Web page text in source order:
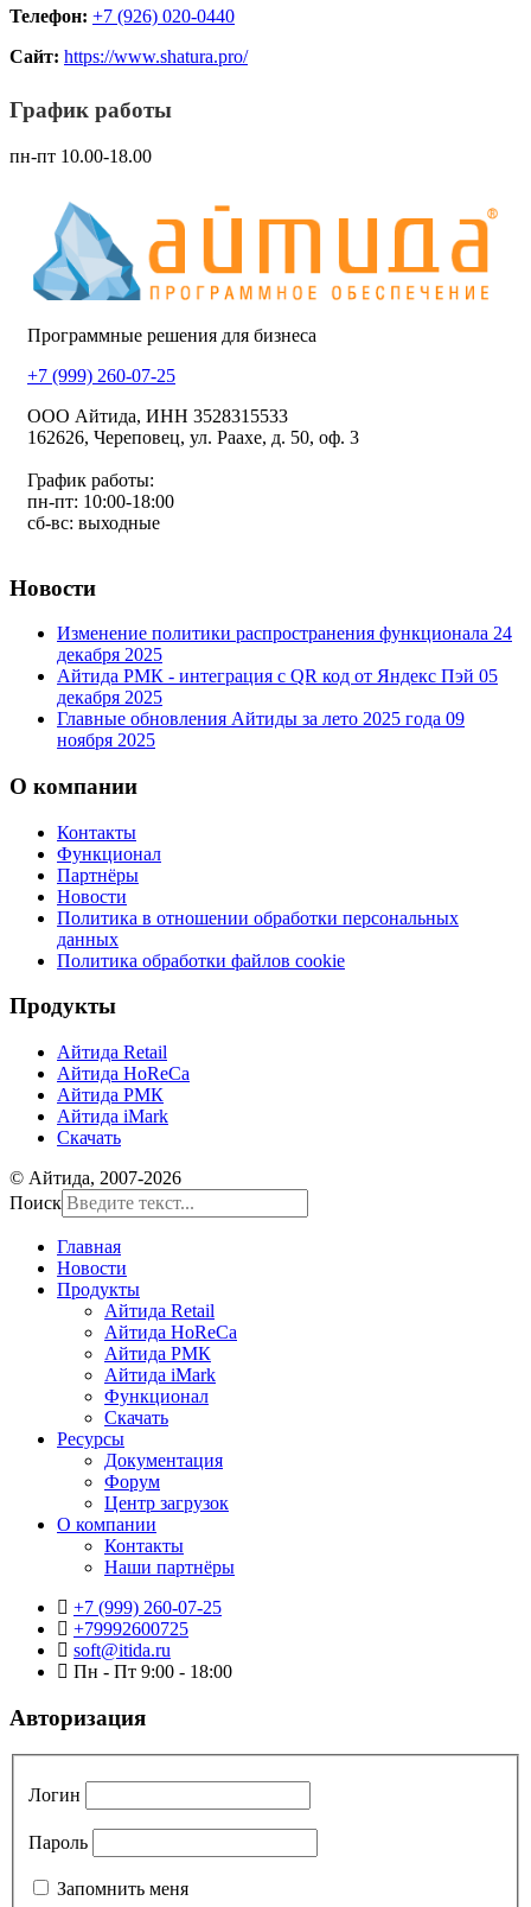
Телефон: +7 (926) 020-0440
Сайт: https://www.shatura.pro/
График работы
пн-пт 10.00-18.00
Программные решения для бизнеса
+7 (999) 260-07-25
ООО Айтида, ИНН 3528315533
162626, Череповец, ул. Раахе, д. 50, оф. 3
График работы:
пн-пт: 10:00-18:00
сб-вс: выходные
Новости
Изменение политики распространения функционала 24
декабря 2025
Айтида РМК - интеграция с QR код от Яндекс Пэй 05
декабря 2025
Главные обновления Айтиды за лето 2025 года 09
ноября 2025
О компании
Контакты
Функционал
Партнёры
Новости
Политика в отношении обработки персональных
данных
Политика обработки файлов cookie
Продукты
Айтида Retail
Айтида HoReCa
Айтида РМК
Айтида iMark
Скачать
© Айтида, 2007-2026
Поиск
Главная
Новости
Продукты
Айтида Retail
Айтида HoReCa
Айтида РМК
Айтида iMark
Функционал
Скачать
Ресурсы
Документация
Форум
Центр загрузок
О компании
Контакты
Наши партнёры
+7 (999) 260-07-25
+79992600725
soft@itida.ru
Пн - Пт 9:00 - 18:00
Авторизация
Логин
Пароль
Запомнить меня